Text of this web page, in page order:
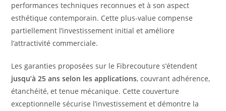
performances techniques reconnues et à son aspect
esthétique contemporain. Cette plus-value compense
partiellement l’investissement initial et améliore
l’attractivité commerciale.
Les garanties proposées sur le Fibrecouture s’étendent
jusqu’à 25 ans selon les applications, couvrant adhérence,
étanchéité, et tenue mécanique. Cette couverture
exceptionnelle sécurise l’investissement et démontre la